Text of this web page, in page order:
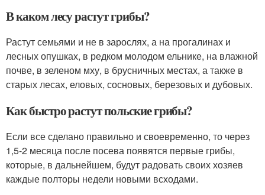
В каком лесу растут грибы?
Растут семьями и не в зарослях, а на прогалинах и
лесных опушках, в редком молодом ельнике, на влажной
почве, в зеленом мху, в брусничных местах, а также в
старых лесах, еловых, сосновых, березовых и дубовых.
Как быстро растут польские грибы?
Если все сделано правильно и своевременно, то через
1,5-2 месяца после посева появятся первые грибы,
которые, в дальнейшем, будут радовать своих хозяев
каждые полторы недели новыми всходами.